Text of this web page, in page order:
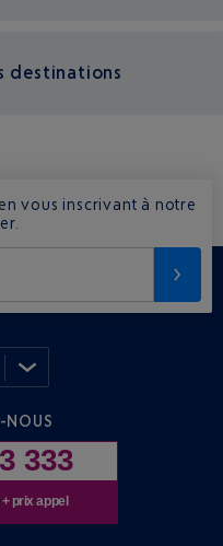
destinations
vous inscrivant à notre
NOUS
333
prix appel